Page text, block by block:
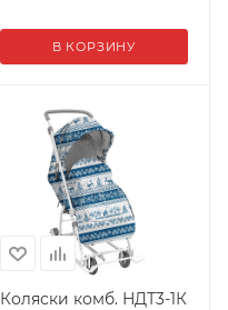
В КОРЗИНУ
Коляски комб. НДТ3-1К